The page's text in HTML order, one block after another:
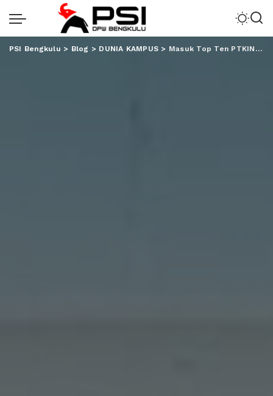
PSI Bengkulu > Blog > DUNIA KAMPUS > Masuk Top Ten PTKIN Versi UniRank, UIN RIL Pilihan Terbaik UM-PTKIN 2023